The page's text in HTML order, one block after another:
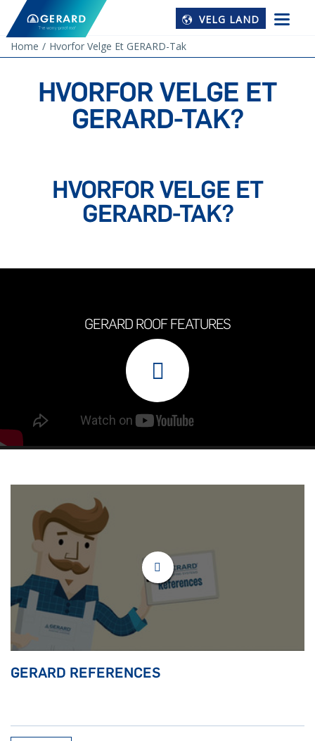
VELG LAND
Home Hvorfor Velge Et GERARD-Tak
HVORFOR VELGE ET
GERARD-TAK?
HVORFOR VELGE ET
GERARD-TAK?
GERARD ROOF FEATURES
GERARD REFERENCES